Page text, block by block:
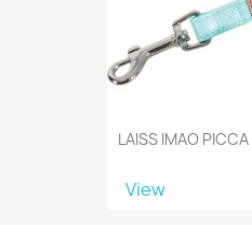
LAISS IMAO
View